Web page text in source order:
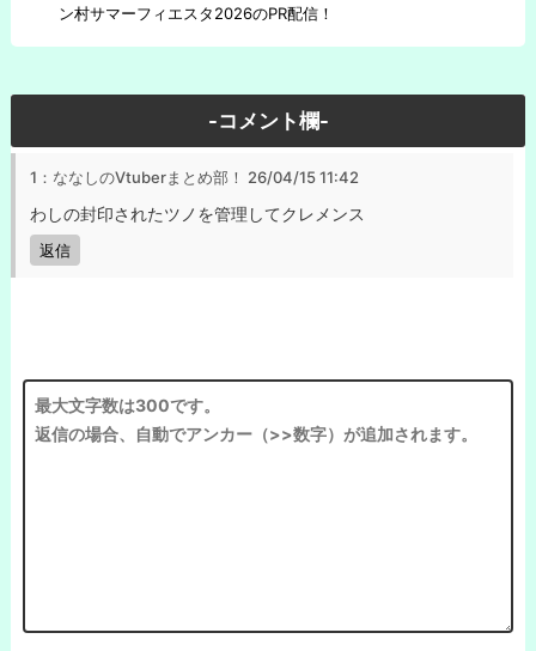
ン村サマーフィエスタ2026のPR配信！
-コメント欄-
1：ななしのVtuberまとめ部！ 26/04/15 11:42
わしの封印されたツノを管理してクレメンス
返信